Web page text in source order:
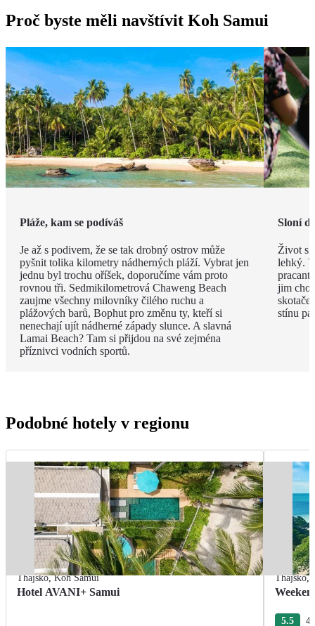
Proč byste měli navštívit Koh Samui
Pláže, kam se podíváš
Je až s podivem, že se tak drobný ostrov může
pyšnit tolika kilometry nádherných pláží. Vybrat jen
jednu byl trochu oříšek, doporučíme vám proto
rovnou tři. Sedmikilometrová Chaweng Beach
zaujme všechny milovníky čilého ruchu a
plážových barů, Bophut pro změnu ty, kteří si
nenechají ujít nádherné západy slunce. A slavná
Lamai Beach? Tam si přijdou na své zejména
příznivci vodních sportů.
Sloní
Život
lehký.
jim
stínu
Podobné hotely v regionu
Thajsko,Koh Samui
Hotel AVANI+ Samui
Thajsko,
5.5 4